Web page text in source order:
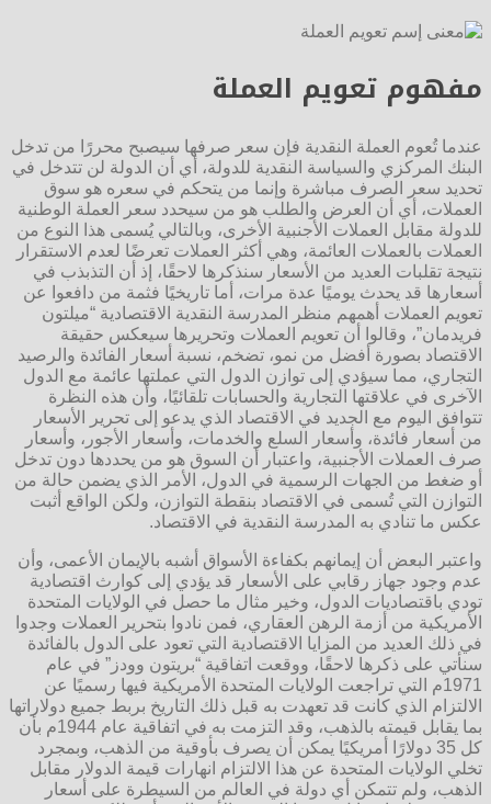
مفهوم تعويم العملة
عندما تُعوم العملة النقدية فإن سعر صرفها سيصبح محررًا من تدخل
البنك المركزي والسياسة النقدية للدولة، أي أن الدولة لن تتدخل في
تحديد سعر الصرف مباشرة وإنما من يتحكم في سعره هو سوق
العملات، أي أن العرض والطلب هو من سيحدد سعر العملة الوطنية
للدولة مقابل العملات الأجنبية الأخرى، وبالتالي يُسمى هذا النوع من
العملات بالعملات العائمة، وهي أكثر العملات تعرضًا لعدم الاستقرار
نتيجة تقلبات العديد من الأسعار سنذكرها لاحقًا، إذ أن التذبذب في
أسعارها قد يحدث يوميًا عدة مرات، أما تاريخيًا فثمة من دافعوا عن
تعويم العملات أهمهم منظر المدرسة النقدية الاقتصادية “ميلتون
فريدمان”، وقالوا أن تعويم العملات وتحريرها سيعكس حقيقة
الاقتصاد بصورة أفضل من نمو، تضخم، نسبة أسعار الفائدة والرصيد
التجاري، مما سيؤدي إلى توازن الدول التي عملتها عائمة مع الدول
الآخرى في علاقتها التجارية والحسابات تلقائيًا، وأن هذه النظرة
تتوافق اليوم مع الجديد في الاقتصاد الذي يدعو إلى تحرير الأسعار
من أسعار فائدة، وأسعار السلع والخدمات، وأسعار الأجور، وأسعار
صرف العملات الأجنبية، واعتبار أن السوق هو من يحددها دون تدخل
أو ضغط من الجهات الرسمية في الدول، الأمر الذي يضمن حالة من
التوازن التي تُسمى في الاقتصاد بنقطة التوازن، ولكن الواقع أثبت
عكس ما تنادي به المدرسة النقدية في الاقتصاد.
واعتبر البعض أن إيمانهم بكفاءة الأسواق أشبه بالإيمان الأعمى، وأن
عدم وجود جهاز رقابي على الأسعار قد يؤدي إلى كوارث اقتصادية
تودي باقتصاديات الدول، وخير مثال ما حصل في الولايات المتحدة
الأمريكية من أزمة الرهن العقاري، فمن نادوا بتحرير العملات وجدوا
في ذلك العديد من المزايا الاقتصادية التي تعود على الدول بالفائدة
سنأتي على ذكرها لاحقًا، ووقعت اتفاقية “بريتون وودز” في عام
1971م التي تراجعت الولايات المتحدة الأمريكية فيها رسميًا عن
الالتزام الذي كانت قد تعهدت به قبل ذلك التاريخ بربط جميع دولاراتها
بما يقابل قيمته بالذهب، وقد التزمت به في اتفاقية عام 1944م بأن
كل 35 دولارًا أمريكيًا يمكن أن يصرف بأوقية من الذهب، وبمجرد
تخلي الولايات المتحدة عن هذا الالتزام انهارات قيمة الدولار مقابل
الذهب، ولم تتمكن أي دولة في العالم من السيطرة على أسعار